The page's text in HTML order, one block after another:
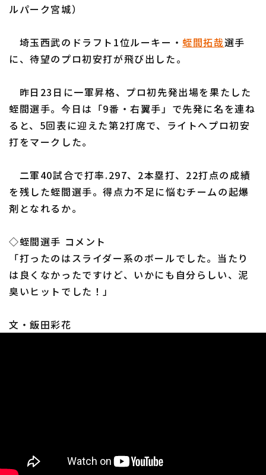
ファーム西地区
東北楽天ゴールデンイーグルス
埼玉西武ライオンズ
オリックス・バファローズ
福岡ソフトバンクホークス
設定
利用規約
運営会社（別ウィンドウで開く）
ルパーク宮城）
埼玉西武のドラフト1位ルーキー・蛭間拓哉選手
に、待望のプロ初安打が飛び出した。
昨日23日に一軍昇格、プロ初先発出場を果たした
蛭間選手。今日は「9番・右翼手」で先発に名を連ね
ると、5回表に迎えた第2打席で、ライトへプロ初安
打をマークした。
二軍40試合で打率.297、2本塁打、22打点の成績
を残した蛭間選手。得点力不足に悩むチームの起爆
剤となれるか。
◇蛭間選手 コメント
「打ったのはスライダー系のボールでした。当たり
は良くなかったですけど、いかにも自分らしい、泥
臭いヒットでした！」
文・飯田彩花